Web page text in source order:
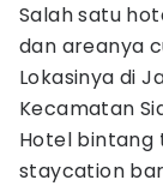
Salah satu
dan areanya
Lokasinya di
Kecamatan
Hotel bintang
staycation